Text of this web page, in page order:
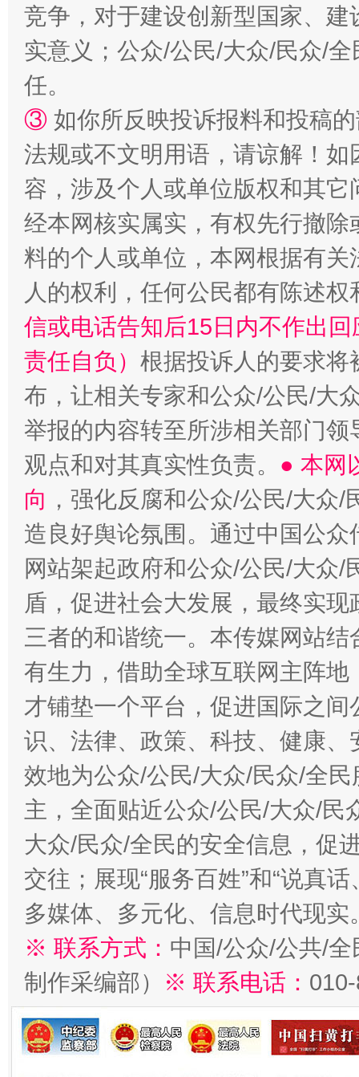
扯下公款旅游的“隐身衣” 如何以
“蜀中异人”王建安的艺术幻境
竞争，对于建设创新型国家、
实意义；公众/公民/大众/民众/
任。
③ 如你所反映投诉报料和投稿
法规或不文明用语，请谅解！
容，涉及个人或单位版权和其它
经本网核实属实，有权先行撤
料的个人或单位，本网根据有
人的权利，任何公民都有陈述
信或电话告知后15日内不作出
责任自负） 根据投诉人的要求将
布，让相关专家和公众/公民/大
举报的内容转至所涉相关部门
观点和对其真实性负责。 ● 本网
向 ，强化反腐和公众/公民/大众
造良好舆论氛围。通过中国公
网站架起政府和公众/公民/大众
盾，促进社会大发展，最终实
三者的和谐统一。本传媒网站
有生力，借助全球互联网主阵
才铺垫一个平台，促进国际之
识、法律、政策、科技、健康
效地为公众/公民/大众/民众/全
主，全面贴近公众/公民/大众/民
大众/民众/全民的安全信息，促
交往；展现“服务百姓”和“说真
多媒体、多元化、信息时代现实
※ 联系方式： 中国/公众/公共/
制作采编部）
※ 联系电话：